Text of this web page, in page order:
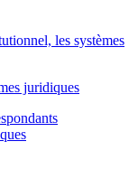
les systèmes
juridiques